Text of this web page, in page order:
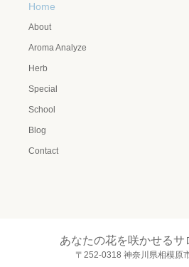
Home
About
Aroma Analyze
Herb
Special
School
Blog
Contact
あなたの花を咲かせるサ
〒252-0318 神奈川県相模原